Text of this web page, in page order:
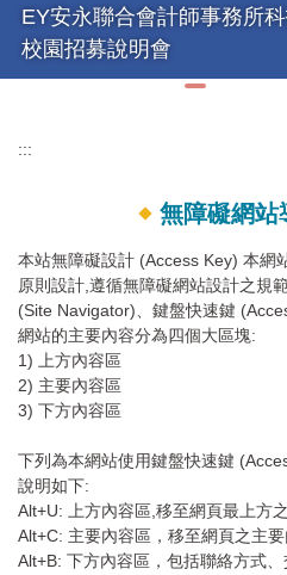
EY安永聯合會計師事務所
校園招募說明會
:::
無障礙網站
本站無障礙設計 (Access Key) 本網
原則設計,遵循無障礙網站設計之規
(Site Navigator)、鍵盤快速鍵
網站的主要內容分為四個大區塊:
1) 上方內容區
2) 主要內容區
3) 下方內容區
下列為本網站使用鍵盤快速鍵
說明如下:
Alt+U: 上方內容區,移至網頁最上方之
Alt+C: 主要內容區，移至網頁之主要
Alt+B: 下方內容區，包括聯絡方式、